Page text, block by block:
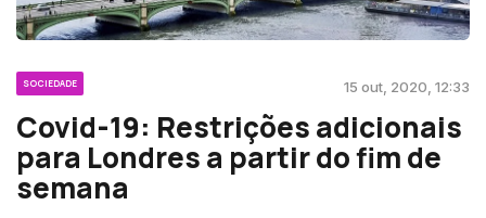
SOCIEDADE 15 out, 2020, 12:33
Covid-19: Restrições adicionais
para Londres a partir do fim de
semana